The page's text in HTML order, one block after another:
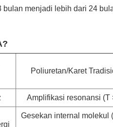
menjadi lebih dari 24
Poliuretan/Karet
Amplifikasi resonansi (T
Gesekan internal molekul